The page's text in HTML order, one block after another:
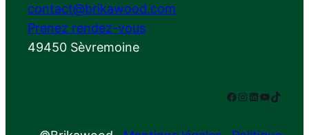
contact@brikawood.com
Prenez rendez-vous
49450 Sèvremoine
Facebook
Instagram
LinkedIn
YouTube
TikTok